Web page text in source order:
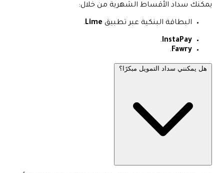
يمكنك سداد الأقساط الشهرية من خلال:
البطاقة البنكية عبر تطبيق Lime
.
InstaPay
.
Fawry
.
هل يمكنني سداد التمويل مبكرًا؟